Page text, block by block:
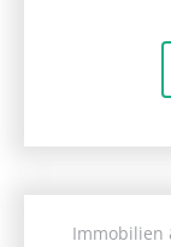
Immobilien